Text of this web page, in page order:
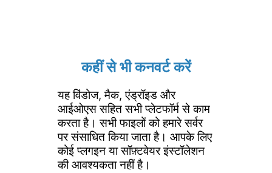
कहीं से भी कनवर्ट करें
यह विंडोज, मैक, एंड्रॉइड और
आईओएस सहित सभी प्लेटफॉर्म से काम
करता है। सभी फाइलों को हमारे सर्वर
पर संसाधित किया जाता है। आपके लिए
कोई प्लगइन या सॉफ़्टवेयर इंस्टॉलेशन
की आवश्यकता नहीं है।